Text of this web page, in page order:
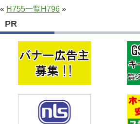
« H755一覧H796 »
PR